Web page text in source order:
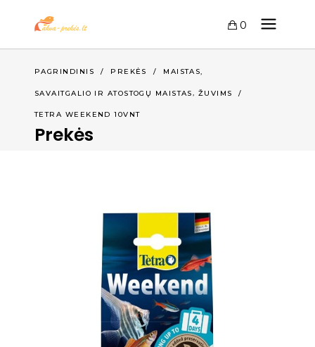
0
PAGRINDINIS / PREKĖS / MAISTAS,
SAVAITGALIO IR ATOSTOGŲ MAISTAS, ŽUVIMS /
TETRA WEEKEND 10VNT
Prekės